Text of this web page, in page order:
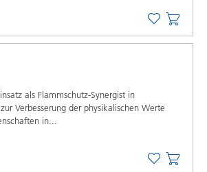
als Flammschutz-Synergist in
Verbesserung der physikalischen Werte
in...